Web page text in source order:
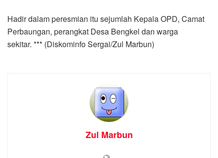
Hadir dalam peresmian itu sejumlah Kepala OPD, Camat
Perbaungan, perangkat Desa Bengkel dan warga
sekitar. *** (Diskominfo Sergai/Zul Marbun)
Zul Marbun